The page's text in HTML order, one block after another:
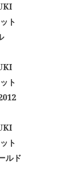
ト
ト
ト
ルド